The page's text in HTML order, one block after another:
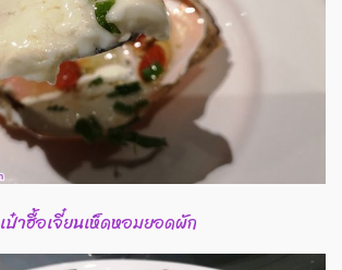
เป๋าฮื้อเจี๋ยนเห็ดหอมยอดผัก